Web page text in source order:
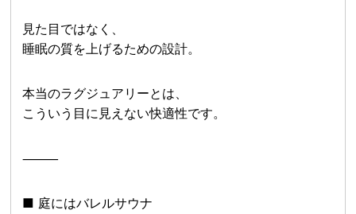
見た目ではなく、
睡眠の質を上げるための設計。
本当のラグジュアリーとは、
こういう目に見えない快適性です。
⸻
■ 庭にはバレルサウナ